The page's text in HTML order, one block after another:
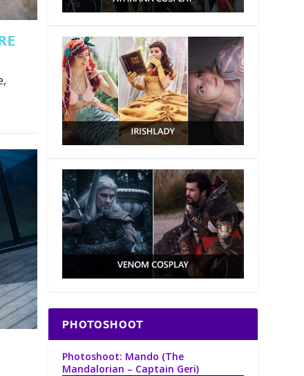
PHOTOSHOOT
Photoshoot: Mando (The
Mandalorian – Captain Geri)